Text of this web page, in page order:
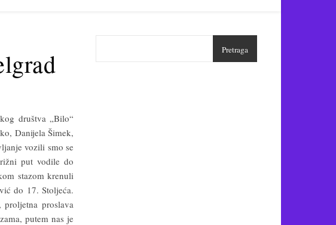
društva „Bilo“
Danijela Šimek,
vozili smo se
put vodile do
stazom krenuli
do 17. Stoljeća.
proslava
putem nas je
Pretraga